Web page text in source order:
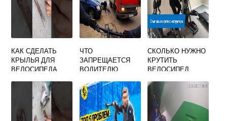
КАК СДЕЛАТЬ
КРЫЛЬЯ ДЛЯ
ВЕЛОСИПЕДА
ЧТО
ЗАПРЕЩАЕТСЯ
ВОДИТЕЛЮ
ОБЖ 8 КЛАСС
КРАТКО
СКОЛЬКО НУЖНО
КРУТИТЬ
ВЕЛОСИПЕД
ЧТОБЫ ПОХУДЕТЬ